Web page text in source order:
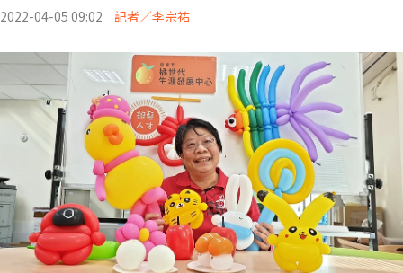
2022-04-05 09:02 記者／李宗祐